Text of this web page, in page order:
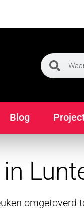
Blog
omgetoverd